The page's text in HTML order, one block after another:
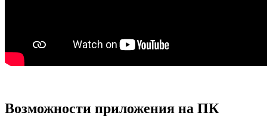
Возможности приложения на ПК